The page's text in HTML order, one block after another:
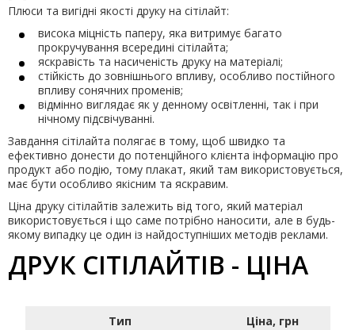
Плюси та вигідні якості друку на сітілайт:
висока міцність паперу, яка витримує багато
прокручування всередині сітілайта;
яскравість та насиченість друку на матеріалі;
стійкість до зовнішнього впливу, особливо постійного
впливу сонячних променів;
відмінно виглядає як у денному освітленні, так і при
нічному підсвічуванні.
Завдання сітілайта полягає в тому, щоб швидко та
ефективно донести до потенційного клієнта інформацію про
продукт або подію, тому плакат, який там використовується,
має бути особливо якісним та яскравим.
Ціна друку сітілайтів залежить від того, який матеріал
використовується і що саме потрібно наносити, але в будь-
якому випадку це один із найдоступніших методів реклами.
ДРУК СІТІЛАЙТІВ - ЦІНА
Тип
Ціна, грн